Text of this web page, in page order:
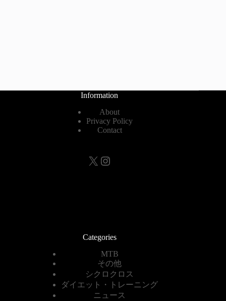
Information
About
Privacy Policy
Contact
X Instagram
Categories
MTB
その他
シクロクロス
ダイエット・トレーニング
ニュース